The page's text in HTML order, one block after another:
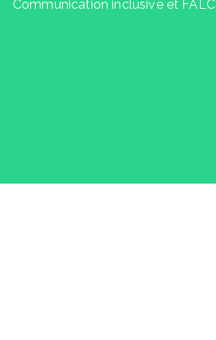
Communication inclusive et FALC